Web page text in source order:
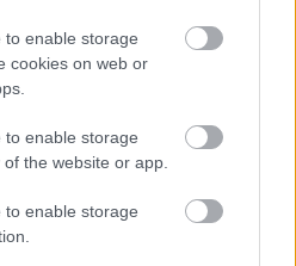
to enable storage
cookies on web or
to enable storage
the website or app.
to enable storage
az apró reggeli tünetet ne
szőnyeg alá